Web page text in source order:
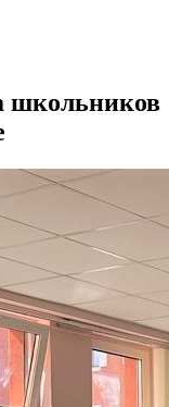
школьников